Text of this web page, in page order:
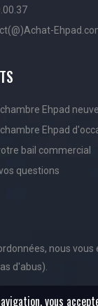
Ehpad neuve
Ehpad
bail commercial
questions
nous
d'abus).
vous